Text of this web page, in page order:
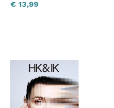
€ 13,99